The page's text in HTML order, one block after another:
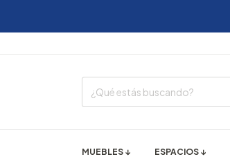
MUEBLES ↓ ESPACIOS ↓